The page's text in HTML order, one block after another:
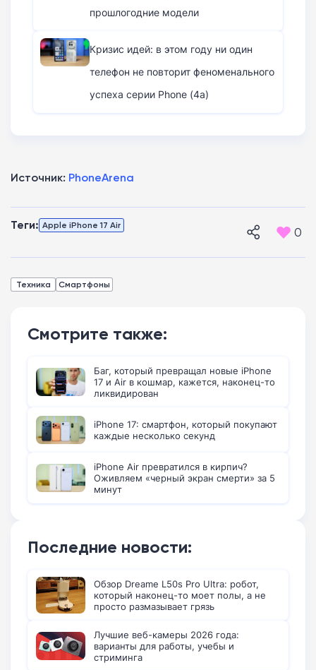
прошлогодние модели
Кризис идей: в этом году ни один
телефон не повторит феноменального
успеха серии Phone (4a)
Источник: PhoneArena
Теги: Apple iPhone 17 Air 0
Техника Смартфоны
Смотрите также:
Баг, который превращал новые iPhone
17 и Air в кошмар, кажется, наконец-то
ликвидирован
iPhone 17: смартфон, который покупают
каждые несколько секунд
iPhone Air превратился в кирпич?
Оживляем «черный экран смерти» за 5
минут
Последние новости:
Обзор Dreame L50s Pro Ultra: робот,
который наконец-то моет полы, а не
просто размазывает грязь
Лучшие веб-камеры 2026 года:
варианты для работы, учебы и
стриминга